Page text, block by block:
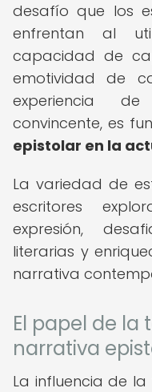
desafío que los
enfrentan al
capacidad de
emotividad de
experiencia
convincente, es
epistolar en la
La variedad de
escritores
expresión,
literarias y
narrativa
El papel de la
narrativa
La influencia de